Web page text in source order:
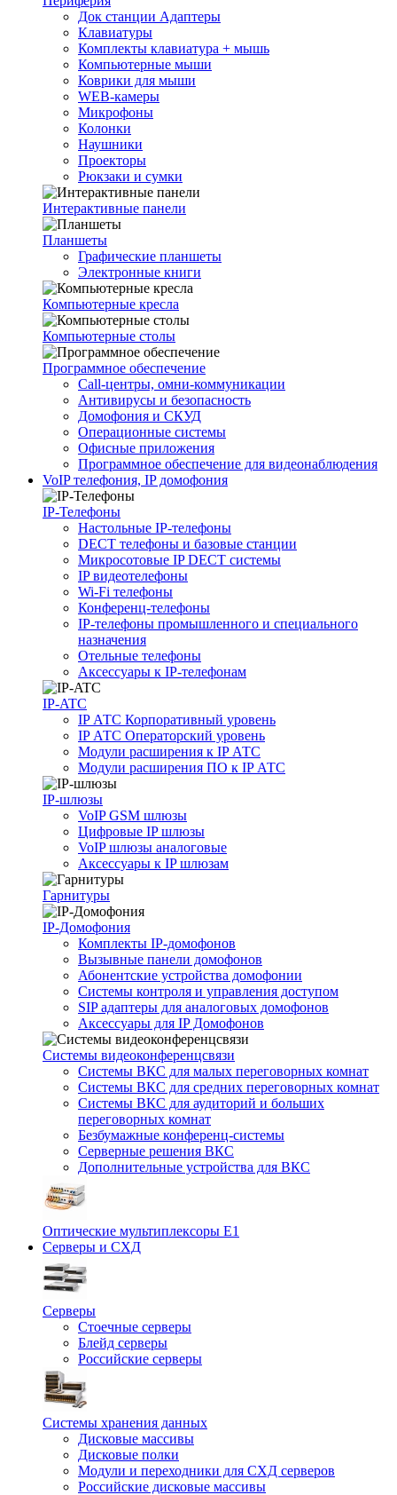
Док станции Адаптеры
Клавиатуры
Комплекты клавиатура + мышь
Компьютерные мыши
Коврики для мыши
WEB-камеры
Микрофоны
Колонки
Наушники
Проекторы
Рюкзаки и сумки
Интерактивные панели
Планшеты
Графические планшеты
Электронные книги
Компьютерные кресла
Компьютерные столы
Программное обеспечение
Call-центры, омни-коммуникации
Антивирусы и безопасность
Домофония и СКУД
Операционные системы
Офисные приложения
Программное обеспечение для видеонаблюдения
VoIP телефония, IP домофония
IP-Телефоны
Настольные IP-телефоны
DECT телефоны и базовые станции
Микросотовые IP DECT системы
IP видеотелефоны
Wi-Fi телефоны
Конференц-телефоны
IP-телефоны промышленного и специального
назначения
Отельные телефоны
Аксессуары к IP-телефонам
IP-ATC
IP АТС Корпоративный уровень
IP АТС Операторский уровень
Модули расширения к IP АТС
Модули расширения ПО к IP АТС
IP-шлюзы
VoIP GSM шлюзы
Цифровые IP шлюзы
VoIP шлюзы аналоговые
Аксессуары к IP шлюзам
Гарнитуры
IP-Домофония
Комплекты IP-домофонов
Вызывные панели домофонов
Абонентские устройства домофонии
Системы контроля и управления доступом
SIP адаптеры для аналоговых домофонов
Аксессуары для IP Домофонов
Системы видеоконференцсвязи
Системы ВКС для малых переговорных комнат
Системы ВКС для средних переговорных комнат
Системы ВКС для аудиторий и больших
переговорных комнат
Безбумажные конференц-системы
Серверные решения ВКС
Дополнительные устройства для ВКС
Оптические мультиплексоры Е1
Серверы и СХД
Серверы
Стоечные серверы
Блейд серверы
Российские серверы
Системы хранения данных
Дисковые массивы
Дисковые полки
Модули и переходники для СХД серверов
Российские дисковые массивы